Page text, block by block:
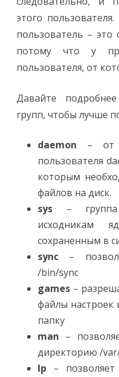
этого
пользователь –
потому что у
пользователя, от
Давайте
групп, чтобы лучше
daemon – от
пользователя
которым
файлов на диск.
sys – группа
исходникам
сохраненным в
sync –
/bin/sync
games –
файлы настроек
папку
man –
директорию /
lp – позволяет